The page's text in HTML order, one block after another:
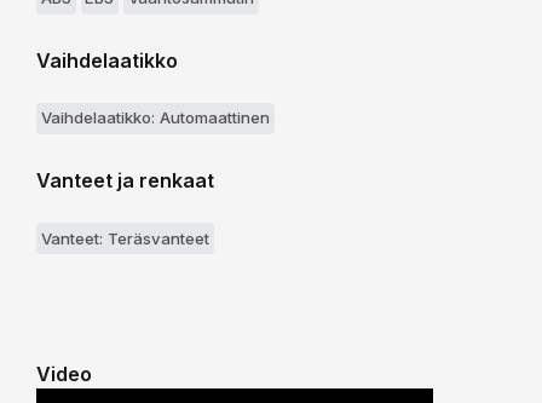
Vaihdelaatikko
Vaihdelaatikko: Automaattinen
Vanteet ja renkaat
Vanteet: Teräsvanteet
Video